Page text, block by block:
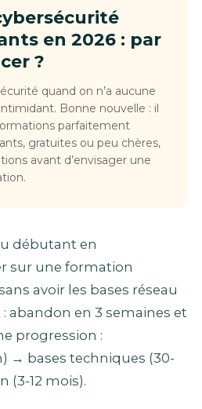
en 2026 : par
?
quand on n’a aucune
Bonne nouvelle : il
parfaitement
gratuites ou peu chères,
avant d’envisager une
débutant en
sur une formation
avoir les bases réseau
abandon en 3 semaines et
progression :
→ bases techniques (30-
(3-12 mois).